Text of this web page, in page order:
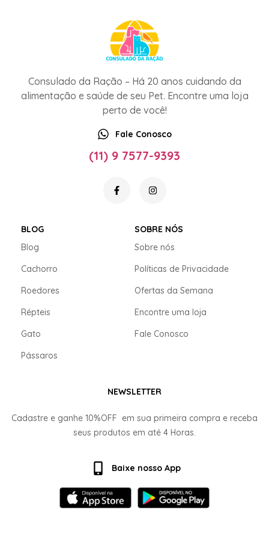
Consulado da Ração – Há 20 anos cuidando da
alimentação e saúde de seu Pet. Encontre uma loja
perto de você!
Fale Conosco
(11) 9 7577-9393
BLOG
Blog
Cachorro
Roedores
Répteis
Gato
Pássaros
SOBRE NÓS
Sobre nós
Políticas de Privacidade
Ofertas da Semana
Encontre uma loja
Fale Conosco
NEWSLETTER
Cadastre e ganhe 10%OFF em sua primeira compra e receba
seus produtos em até 4 Horas.
Baixe nosso App